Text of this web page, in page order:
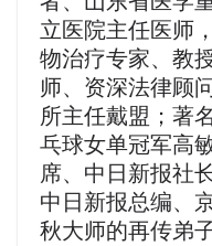
立医院主任医师
物治疗专家、教
师、资深法律顾
所主任戴盟；著
乓球女单冠军高
席、中日新报社
中日新报总编、
秋大师的再传弟